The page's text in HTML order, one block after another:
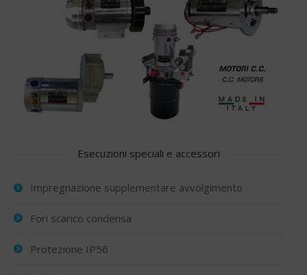
Esecuzioni speciali e accessori
Impregnazione supplementare avvolgimento
Fori scarico condensa
Protezione IP56